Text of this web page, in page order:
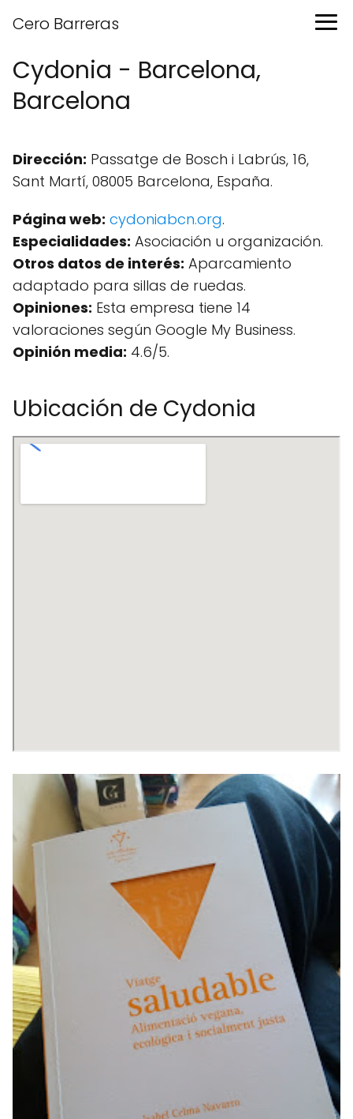
Cero Barreras
Cydonia - Barcelona,
Barcelona
Dirección: Passatge de Bosch i Labrús, 16,
Sant Martí, 08005 Barcelona, España.
Página web: cydoniabcn.org.
Especialidades: Asociación u organización.
Otros datos de interés: Aparcamiento
adaptado para sillas de ruedas.
Opiniones: Esta empresa tiene 14
valoraciones según Google My Business.
Opinión media: 4.6/5.
Ubicación de Cydonia